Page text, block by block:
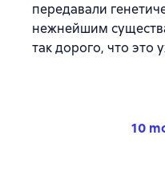
передавали
нежнейшим
так дорого, что это
10